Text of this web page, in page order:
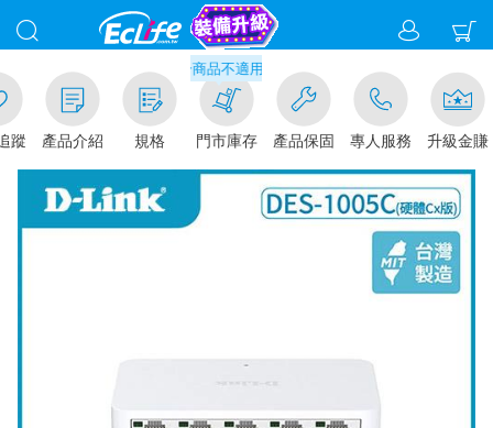
蹤 產品介紹 規格
千元門市取貨現折1%(部分商品不適用)-請點我看
門市庫存 產品保固 專人服務 升級金賺